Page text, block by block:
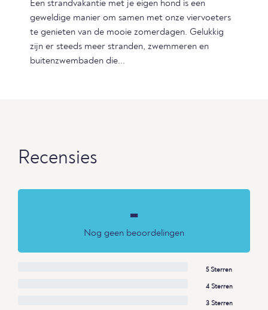
Een strandvakantie met je eigen hond is een
geweldige manier om samen met onze viervoeters
te genieten van de mooie zomerdagen. Gelukkig
zijn er steeds meer stranden, zwemmeren en
buitenzwembaden die...
Recensies
-
Nog geen beoordelingen
5 Sterren
4 Sterren
3 Sterren